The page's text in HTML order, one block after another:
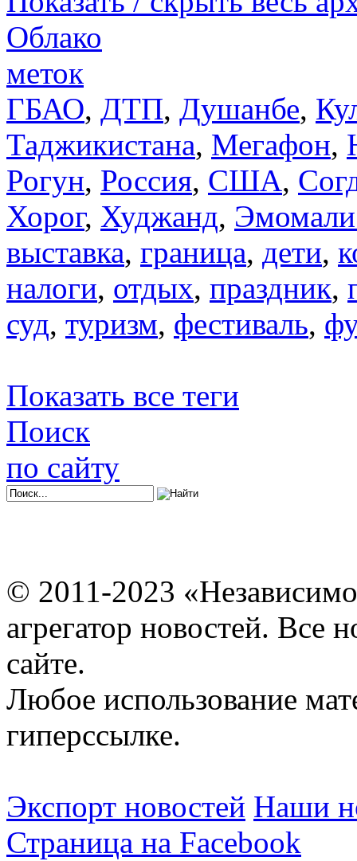
Облако
меток
ГБАО, ДТП, Душанбе,
Таджикистана, Мегафон,
Рогун, Россия, США,
Хорог, Худжанд,
выставка, граница, дети,
налоги, отдых, праздник,
суд, туризм, фестиваль,
Показать все теги
Поиск
по сайту
© 2011-2023
агрегатор новостей. Все
сайте.
Любое использование
гиперссылке.
Экспорт новостей Наши
Страница на Facebook